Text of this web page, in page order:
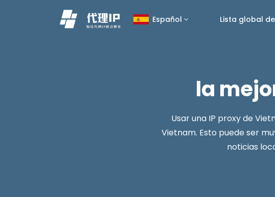
Español Lista global
la
Usar una IP proxy de
Vietnam. Esto puede ser
noticias